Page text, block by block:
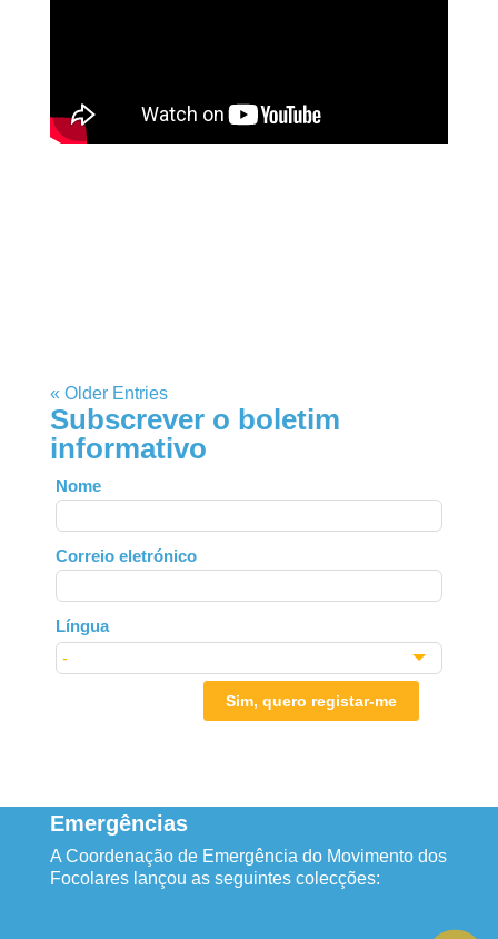
« Older Entries
Subscrever o boletim
informativo
Leave
this
field
blank
Nome
Correio eletrónico
Língua
Sim, quero registar-me
Emergências
A Coordenação de Emergência do Movimento dos
Focolares lançou as seguintes colecções: